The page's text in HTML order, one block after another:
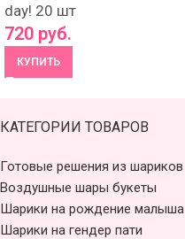
day! 20 шт
720 руб.
КУПИТЬ
КАТЕГОРИИ ТОВАРОВ
Готовые решения из шариков
Воздушные шары букеты
Шарики на рождение малыша
Шарики на гендер пати